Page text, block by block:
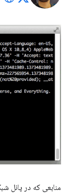
منابعی که در پانل